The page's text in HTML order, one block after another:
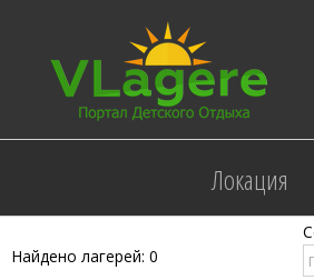
content
Локация
Найдено лагерей: 0